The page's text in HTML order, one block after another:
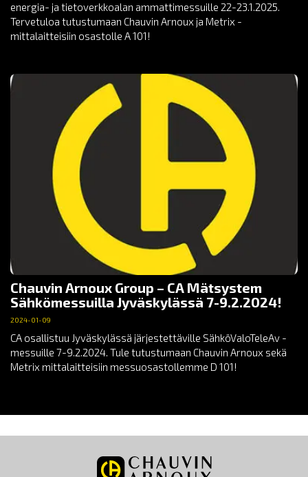
energia- ja tietoverkkoalan ammattimessuille 22-23.1.2025.
Tervetuloa tutustumaan Chauvin Arnoux ja Metrix -
mittalaitteisiin osastolle A 101!
Chauvin Arnoux Group – CA Mätsystem
Sähkömessuilla Jyväskylässä 7-9.2.2024!
2024-01-09
CA osallistuu Jyväskylässä järjestettäville SähköValoTeleAv -
messuille 7-9.2.2024. Tule tutustumaan Chauvin Arnoux sekä
Metrix mittalaitteisiin messuosastollemme D 101!